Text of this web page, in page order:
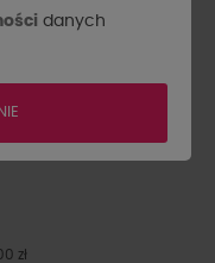
zł
danych